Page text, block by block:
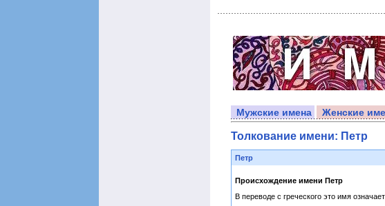
Мужские имена Женские
Толкование имени: Петр
Петр
Происхождение имени Петр
В переводе с греческого это имя